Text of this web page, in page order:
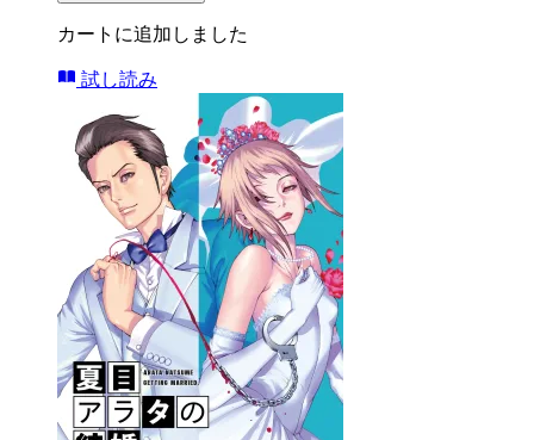
カートに追加しました
試し読み